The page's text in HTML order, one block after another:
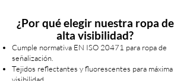
¿Por qué elegir nuestra ropa de
alta visibilidad?
Cumple normativa EN ISO 20471 para ropa de
señalización.
Tejidos reflectantes y fluorescentes para máxima